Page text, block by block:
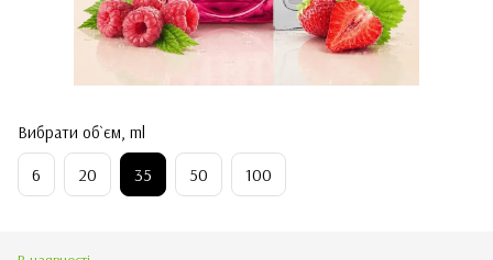
Вибрати об`єм, ml
6 20 35 50 100